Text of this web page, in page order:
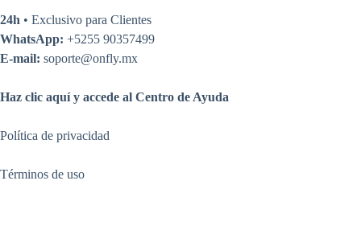
24h • Exclusivo para Clientes
WhatsApp: +5255 90357499
E-mail: soporte@onfly.mx
Haz clic aquí y accede al Centro de Ayuda
Política de privacidad
Términos de uso